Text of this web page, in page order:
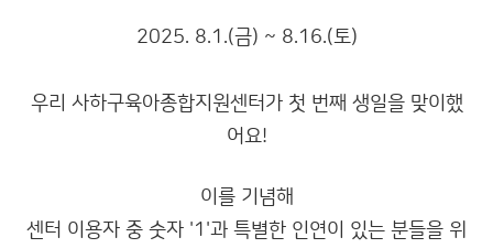
2025. 8.1.(금) ~ 8.16.(토)
우리 사하구육아종합지원센터가 첫 번째 생일을 맞이했
어요!
이를 기념해
센터 이용자 중 숫자 '1'과 특별한 인연이 있는 분들을 위